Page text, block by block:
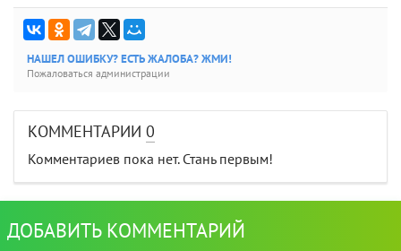
НАШЕЛ ОШИБКУ? ЕСТЬ ЖАЛОБА? ЖМИ!
Пожаловаться администрации
КОММЕНТАРИИ 0
Комментариев пока нет. Стань первым!
ДОБАВИТЬ КОММЕНТАРИЙ